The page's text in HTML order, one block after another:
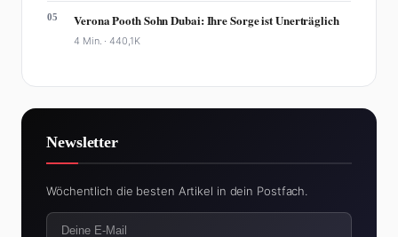
05 Verona Pooth Sohn Dubai: Ihre Sorge ist Unerträglich
4 Min. ·440,1K
Newsletter
Wöchentlich die besten Artikel in dein Postfach.